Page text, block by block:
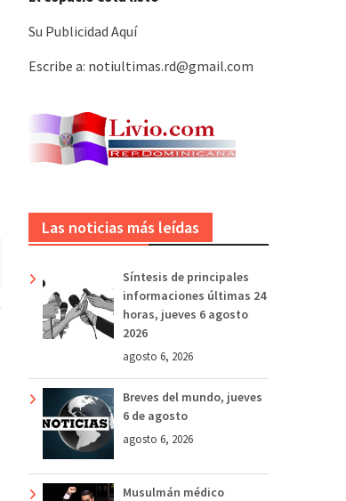
Su Publicidad Aquí
Escribe a: notiultimas.rd@gmail.com
Las noticias más leídas
Síntesis de principales
informaciones últimas 24
horas, jueves 6 agosto
2026
agosto 6, 2026
Breves del mundo, jueves
6 de agosto
agosto 6, 2026
Musulmán médico